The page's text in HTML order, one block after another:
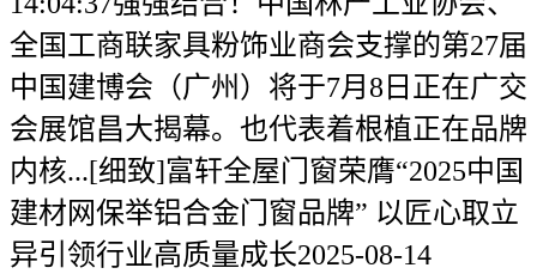
全国工商联家具粉饰业商会支撑的第27届
中国建博会（广州）将于7月8日正在广交
会展馆昌大揭幕。也代表着根植正在品牌
内核...[细致]富轩全屋门窗荣膺“2025中国
建材网保举铝合金门窗品牌” 以匠心取立
异引领行业高质量成长2025-08-14